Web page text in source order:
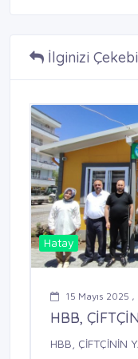
İlginizi
Hatay
15 Mayıs 2025
HBB,
HBB, ÇİFTÇİNİN